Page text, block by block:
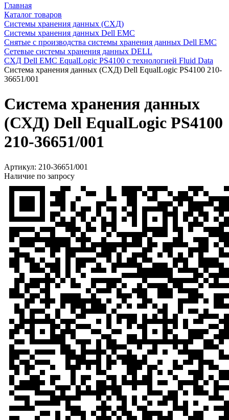
Главная
Каталог товаров
Системы хранения данных (СХД)
Системы хранения данных Dell EMC
Снятые с производства системы хранения данных Dell EMC
Сетевые системы хранения данных DELL
СХД Dell EMC EqualLogic PS4100 с технологией Fluid Data
Система хранения данных (СХД) Dell EqualLogic PS4100 210-
36651/001
Система хранения данных
(СХД) Dell EqualLogic PS4100
210-36651/001
Артикул: 210-36651/001
Наличие по запросу